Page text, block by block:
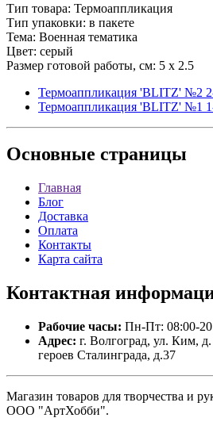
Тип товара: Термоаппликация
Тип упаковки: в пакете
Тема: Военная тематика
Цвет: серый
Размер готовой работы, см: 5 x 2.5
Термоаппликация 'BLITZ' №2
Термоаппликация 'BLITZ' №1
Основные страницы
Главная
Блог
Доставка
Оплата
Контакты
Карта сайта
Контактная
Рабочие часы: Пн-Пт: 08:00-
Адрес: г. Волгоград, ул. Ким,
героев Сталинграда, д.37
Магазин товаров для творчества и
ООО "АртХобби".